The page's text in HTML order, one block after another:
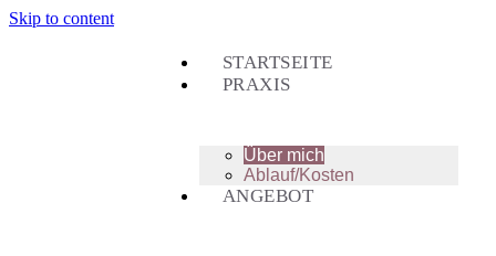
Skip to content
STARTSEITE
PRAXIS
Über mich
Ablauf/Kosten
ANGEBOT